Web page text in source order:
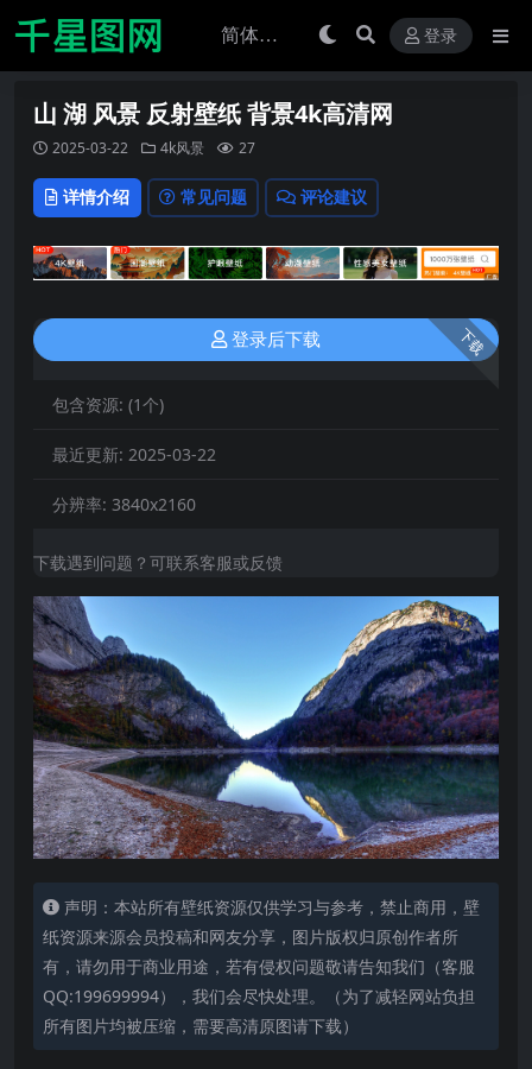
登录
山 湖 风景 反射壁纸 背景4k高清网
2025-03-22 4k风景 27
详情介绍 常见问题 评论建议
下载
登录后下载
包含资源: (1个)
最近更新: 2025-03-22
分辨率: 3840x2160
下载遇到问题？可联系客服或反馈
声明：本站所有壁纸资源仅供学习与参考，禁止商用，壁
纸资源来源会员投稿和网友分享，图片版权归原创作者所
有，请勿用于商业用途，若有侵权问题敬请告知我们（客服
QQ:199699994），我们会尽快处理。（为了减轻网站负担
所有图片均被压缩，需要高清原图请下载）